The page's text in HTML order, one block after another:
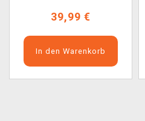
39,99 €
In den Warenkorb